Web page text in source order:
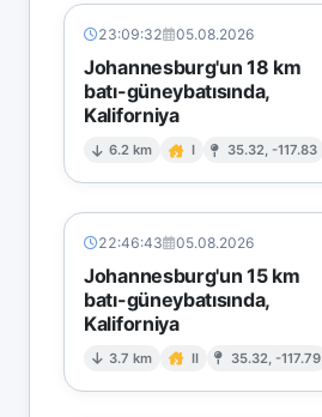
23:09:32 05.08.2026
Johannesburg'un 18 km
batı-güneybatısında,
Kaliforniya
6.2 km I 35.32, -117.83
22:46:43 05.08.2026
Johannesburg'un 15 km
batı-güneybatısında,
Kaliforniya
3.7 km II 35.32, -117.79